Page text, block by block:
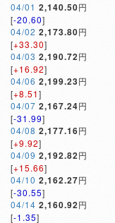
04/01 2,140.50円
[-20.60]
04/02 2,173.80円
[+33.30]
04/03 2,190.72円
[+16.92]
04/06 2,199.23円
[+8.51]
04/07 2,167.24円
[-31.99]
04/08 2,177.16円
[+9.92]
04/09 2,192.82円
[+15.66]
04/10 2,162.27円
[-30.55]
04/14 2,160.92円
[-1.35]